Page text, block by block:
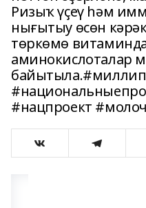
Ризыҡ үҫеү һәм
нығытыу өсөн
төркөмө
аминокислоталар
#нацпроект